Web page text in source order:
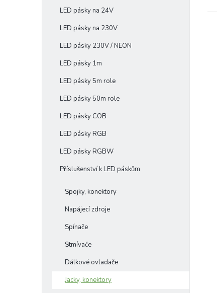
LED pásky na 24V
LED pásky na 230V
LED pásky 230V / NEON
LED pásky 1m
LED pásky 5m role
LED pásky 50m role
LED pásky COB
LED pásky RGB
LED pásky RGBW
Příslušenství k LED páskům
Spojky, konektory
Napájecí zdroje
Spínače
Stmívače
Dálkové ovladače
Jacky, konektory